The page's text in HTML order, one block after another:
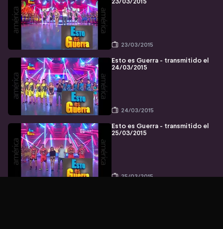
23/03/2015
23/03/2015
Esto es Guerra - transmitido el
24/03/2015
24/03/2015
Esto es Guerra - transmitido el
25/03/2015
25/03/2015